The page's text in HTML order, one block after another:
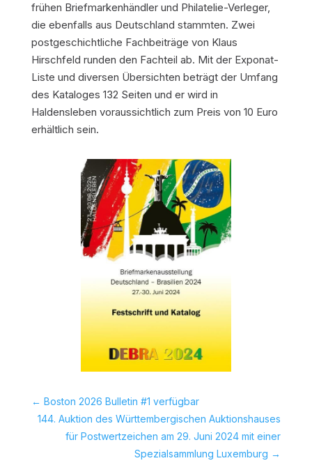
frühen Briefmarkenhändler und Philatelie-Verleger,
die ebenfalls aus Deutschland stammten. Zwei
postgeschichtliche Fachbeiträge von Klaus
Hirschfeld runden den Fachteil ab. Mit der Exponat-
Liste und diversen Übersichten beträgt der Umfang
des Kataloges 132 Seiten und er wird in
Haldensleben voraussichtlich zum Preis von 10 Euro
erhältlich sein.
← Boston 2026 Bulletin #1 verfügbar
144. Auktion des Württembergischen Auktionshauses
für Postwertzeichen am 29. Juni 2024 mit einer
Spezialsammlung Luxemburg →